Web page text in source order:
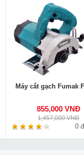
Máy cắt gạch Fumak
855,000 VNĐ
1,457,000 VNĐ
0